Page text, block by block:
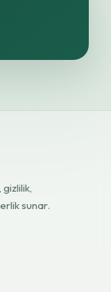
sunar.